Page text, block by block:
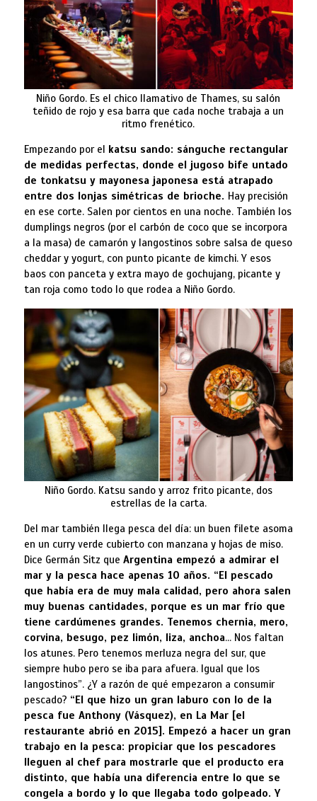
Niño Gordo. Es el chico llamativo de Thames, su salón
teñido de rojo y esa barra que cada noche trabaja a un
ritmo frenético.
Empezando por el katsu sando: sánguche rectangular
de medidas perfectas, donde el jugoso bife untado
de tonkatsu y mayonesa japonesa está atrapado
entre dos lonjas simétricas de brioche. Hay precisión
en ese corte. Salen por cientos en una noche. También los
dumplings negros (por el carbón de coco que se incorpora
a la masa) de camarón y langostinos sobre salsa de queso
cheddar y yogurt, con punto picante de kimchi. Y esos
baos con panceta y extra mayo de gochujang, picante y
tan roja como todo lo que rodea a Niño Gordo.
Niño Gordo. Katsu sando y arroz frito picante, dos
estrellas de la carta.
Del mar también llega pesca del día: un buen filete asoma
en un curry verde cubierto con manzana y hojas de miso.
Dice Germán Sitz que Argentina empezó a admirar el
mar y la pesca hace apenas 10 años. “El pescado
que había era de muy mala calidad, pero ahora salen
muy buenas cantidades, porque es un mar frío que
tiene cardúmenes grandes. Tenemos chernia, mero,
corvina, besugo, pez limón, liza, anchoa… Nos faltan
los atunes. Pero tenemos merluza negra del sur, que
siempre hubo pero se iba para afuera. Igual que los
langostinos”. ¿Y a razón de qué empezaron a consumir
pescado? “El que hizo un gran laburo con lo de la
pesca fue Anthony (Vásquez), en La Mar [el
restaurante abrió en 2015]. Empezó a hacer un gran
trabajo en la pesca: propiciar que los pescadores
lleguen al chef para mostrarle que el producto era
distinto, que había una diferencia entre lo que se
congela a bordo y lo que llegaba todo golpeado. Y